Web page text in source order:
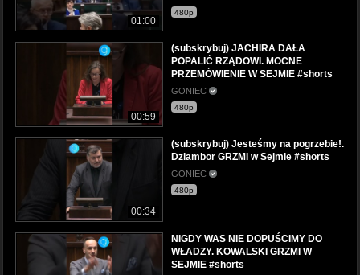
01:00
480p
00:59
(subskrybuj) JACHIRA DAŁA
POPALIĆ RZĄDOWI. MOCNE
PRZEMÓWIENIE W SEJMIE #shorts
GONIEC
480p
00:34
(subskrybuj) Jesteśmy na pogrzebie!.
Dziambor GRZMI w Sejmie #shorts
GONIEC
480p
NIGDY WAS NIE DOPUŚCIMY DO
WŁADZY. KOWALSKI GRZMI W
SEJMIE #shorts